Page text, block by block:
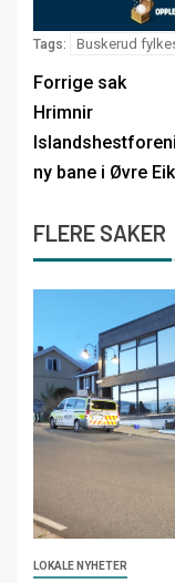
Tags: Buskerud
Forrige sak
Hrimnir
ny bane i Øvre
FLERE SAKER
LOKALE NYHETER